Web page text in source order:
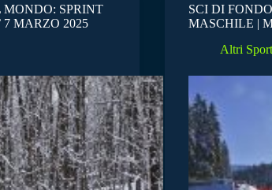
SPRINT
MARZO 2025
SCI DI
MASCHILE |
Altri Sport